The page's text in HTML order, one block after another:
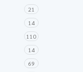
21
14
110
14
69